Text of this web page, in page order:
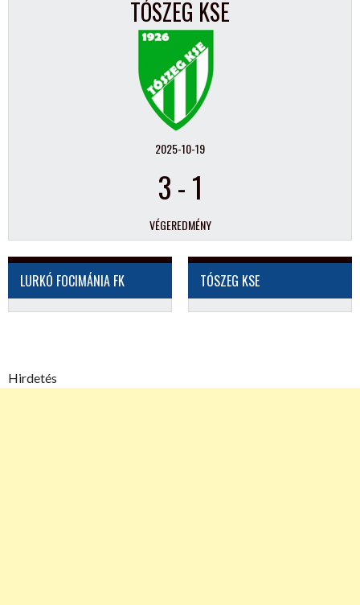
TÓSZEG KSE
2025-10-19
3-1
VÉGEREDMÉNY
LURKÓ FOCIMÁNIA FK TÓSZEG KSE
Hirdetés